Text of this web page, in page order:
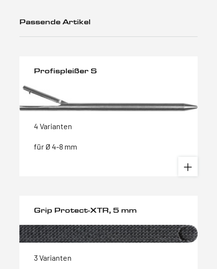
Passende Artikel
Profispleißer S
4 Varianten
für Ø 4-8 mm
Grip Protect-XTR, 5 mm
3 Varianten